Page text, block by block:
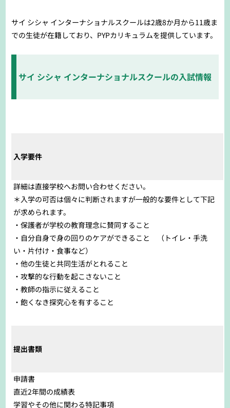
サイ シシャ インターナショナルスクールは2歳8か月から11歳ま
での生徒が在籍しており、PYPカリキュラムを提供しています。
サイ シシャ インターナショナルスクールの入試情報
入学要件
詳細は直接学校へお問い合わせください。
＊入学の可否は個々に判断されますが一般的な要件として下記
が求められます。
・保護者が学校の教育理念に賛同すること
・自分自身で身の回りのケアができること （トイレ・手洗
い・片付け・食事など）
・他の生徒と共同生活がとれること
・攻撃的な行動を起こさないこと
・教師の指示に従えること
・飽くなき探究心を有すること
提出書類
申請書
直近2年間の成績表
学習やその他に関わる特記事項